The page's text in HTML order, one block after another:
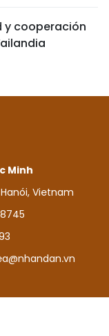
y cooperación
Minh
Vietnam